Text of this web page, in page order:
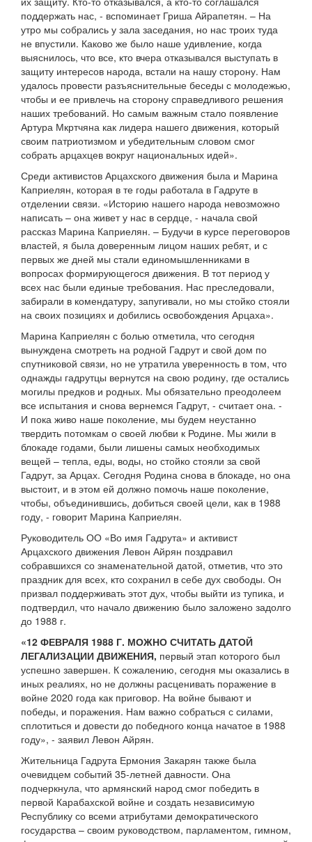
поддержать нас, - вспоминает Гриша Айрапетян. – На
утро мы собрались у зала заседания, но нас троих туда
не впустили. Каково же было наше удивление, когда
выяснилось, что все, кто вчера отказывался выступать в
защиту интересов народа, встали на нашу сторону. Нам
удалось провести разъяснительные беседы с молодежью,
чтобы и ее привлечь на сторону справедливого решения
наших требований. Но самым важным стало появление
Артура Мкртчяна как лидера нашего движения, который
своим патриотизмом и убедительным словом смог
собрать арцахцев вокруг национальных идей».
Среди активистов Арцахского движения была и Марина
Каприелян, которая в те годы работала в Гадруте в
отделении связи. «Историю нашего народа невозможно
написать – она живет у нас в сердце, - начала свой
рассказ Марина Каприелян. – Будучи в курсе переговоров
властей, я была доверенным лицом наших ребят, и с
первых же дней мы стали единомышленниками в
вопросах формирующегося движения. В тот период у
всех нас были единые требования. Нас преследовали,
забирали в комендатуру, запугивали, но мы стойко стояли
на своих позициях и добились освобождения Арцаха».
Марина Каприелян с болью отметила, что сегодня
вынуждена смотреть на родной Гадрут и свой дом по
спутниковой связи, но не утратила уверенность в том, что
однажды гадрутцы вернутся на свою родину, где остались
могилы предков и родных. Мы обязательно преодолеем
все испытания и снова вернемся Гадрут, - считает она. -
И пока живо наше поколение, мы будем неустанно
твердить потомкам о своей любви к Родине. Мы жили в
блокаде годами, были лишены самых необходимых
вещей – тепла, еды, воды, но стойко стояли за свой
Гадрут, за Арцах. Сегодня Родина снова в блокаде, но она
выстоит, и в этом ей должно помочь наше поколение,
чтобы, объединившись, добиться своей цели, как в 1988
году, - говорит Марина Каприелян.
Руководитель ОО «Во имя Гадрута» и активист
Арцахского движения Левон Айрян поздравил
собравшихся со знаменательной датой, отметив, что это
праздник для всех, кто сохранил в себе дух свободы. Он
призвал поддерживать этот дух, чтобы выйти из тупика, и
подтвердил, что начало движению было заложено задолго
до 1988 г.
«12 ФЕВРАЛЯ 1988 Г. МОЖНО СЧИТАТЬ ДАТОЙ
ЛЕГАЛИЗАЦИИ ДВИЖЕНИЯ, первый этап которого был
успешно завершен. К сожалению, сегодня мы оказались в
иных реалиях, но не должны расценивать поражение в
войне 2020 года как приговор. На войне бывают и
победы, и поражения. Нам важно собраться с силами,
сплотиться и довести до победного конца начатое в 1988
году», - заявил Левон Айрян.
Жительница Гадрута Ермония Закарян также была
очевидцем событий 35-летней давности. Она
подчеркнула, что армянский народ смог победить в
первой Карабахской войне и создать независимую
Республику со всеми атрибутами демократического
государства – своим руководством, парламентом, гимном,